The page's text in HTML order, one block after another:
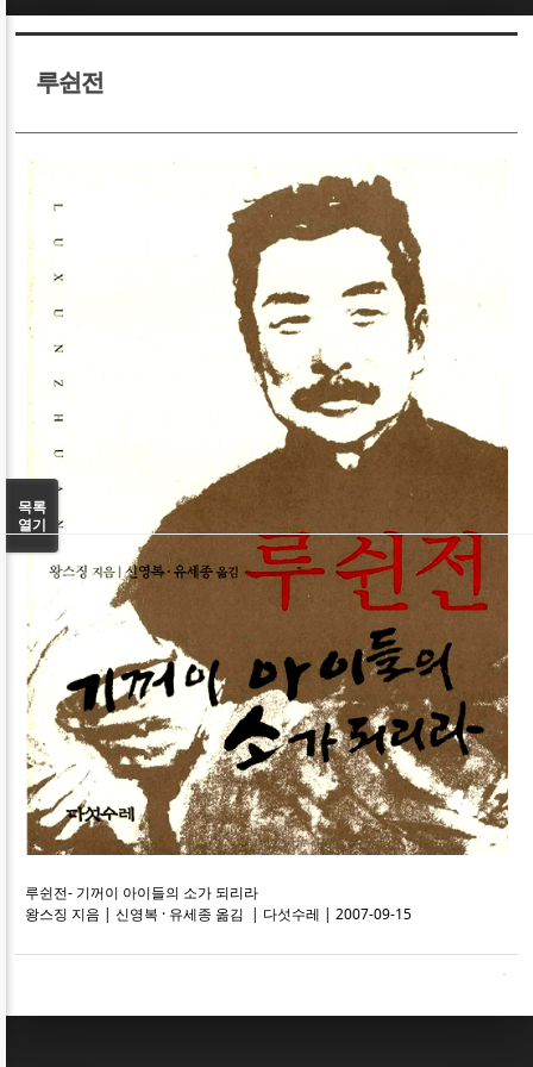
루쉰전
루쉰전- 기꺼이 아이들의 소가 되리라
왕스징 지음 | 신영복 · 유세종 옮김 | 다섯수레 | 2007-09-15
목록
열기
Sketchbook5, 스케치북5
Sketchbook5, 스케치북5
Sketchbook5, 스케치북5
Sketchbook5, 스케치북5